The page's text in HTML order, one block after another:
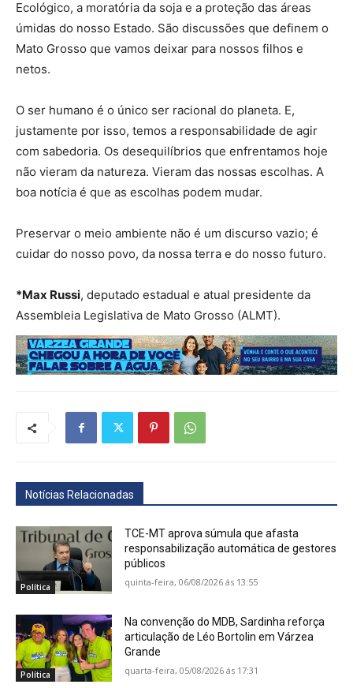
Ecológico, a moratória da soja e a proteção das áreas
úmidas do nosso Estado. São discussões que definem o
Mato Grosso que vamos deixar para nossos filhos e
netos.
O ser humano é o único ser racional do planeta. E,
justamente por isso, temos a responsabilidade de agir
com sabedoria. Os desequilíbrios que enfrentamos hoje
não vieram da natureza. Vieram das nossas escolhas. A
boa notícia é que as escolhas podem mudar.
Preservar o meio ambiente não é um discurso vazio; é
cuidar do nosso povo, da nossa terra e do nosso futuro.
*Max Russi, deputado estadual e atual presidente da
Assembleia Legislativa de Mato Grosso (ALMT).
Notícias Relacionadas
Política
TCE-MT aprova súmula que afasta
responsabilização automática de gestores
públicos
quinta-feira, 06/08/2026 ás 13:55
Política
Na convenção do MDB, Sardinha reforça
articulação de Léo Bortolin em Várzea
Grande
quarta-feira, 05/08/2026 ás 17:31